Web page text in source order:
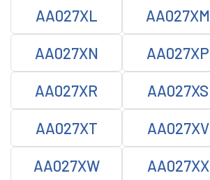
AA027XL AA027XM
AA027XN AA027XP
AA027XR AA027XS
AA027XT AA027XV
AA027XW AA027XX